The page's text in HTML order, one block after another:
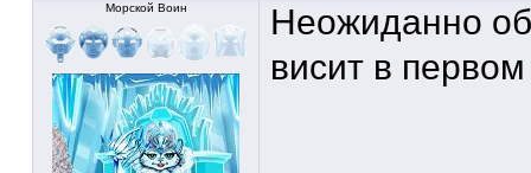
Морской Воин
Неожиданно
висит в